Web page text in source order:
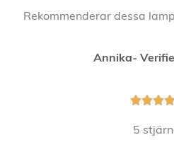
Rekommenderar dessa
Annika-

5